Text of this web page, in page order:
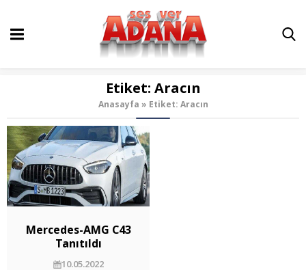
Etiket: Aracın
Anasayfa » Etiket: Aracın
Mercedes-AMG C43
Tanıtıldı
10.05.2022